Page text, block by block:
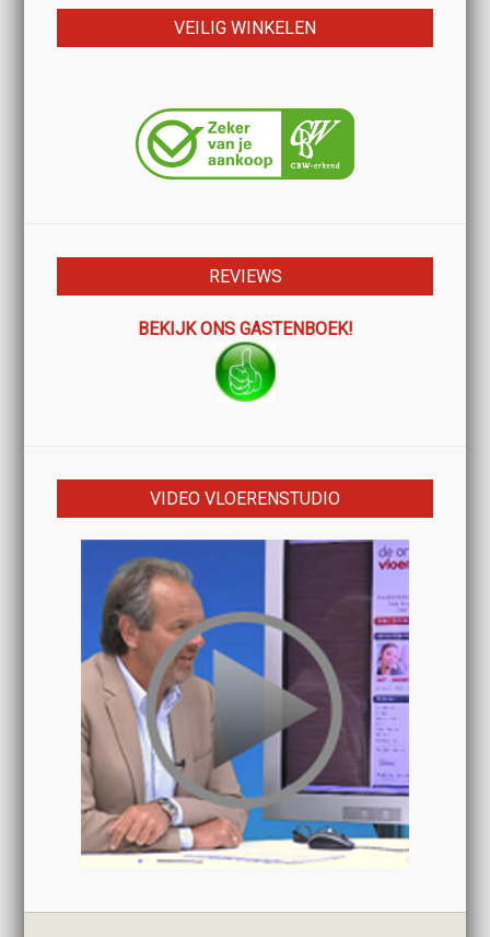
VEILIG WINKELEN
REVIEWS
BEKIJK ONS GASTENBOEK!
VIDEO VLOERENSTUDIO